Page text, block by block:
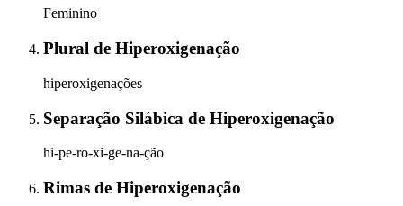
Feminino
Plural de Hiperoxigenação
hiperoxigenações
Separação Silábica de Hiperoxigenação
hi-pe-ro-xi-ge-na-ção
Rimas de Hiperoxigenação